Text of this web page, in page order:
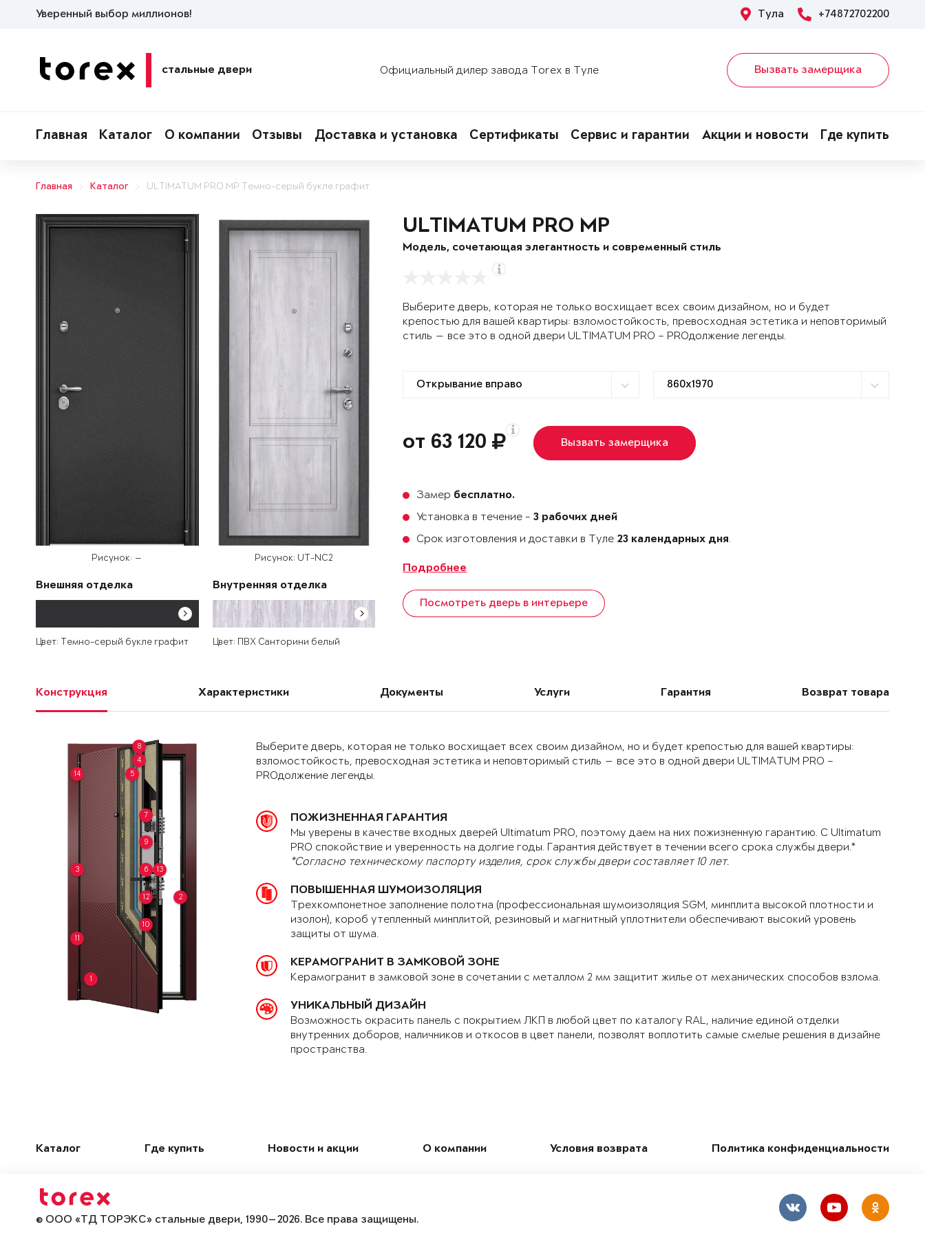
Уверенный выбор миллионов! Тула +74872702200
стальные двери Официальный дилер завода Torex в Туле Вызвать замерщика
Главная Каталог О компании Отзывы Доставка и установка Сертификаты Сервис и гарантии Акции и новости Где купить
Главная Каталог ULTIMATUM PRO MP Темно-серый букле графит
Рисунок: —
Внешняя отделка
Цвет: Темно-серый букле графит
Рисунок: UT-NC2
Внутренняя отделка
Цвет: ПВХ Санторини белый
ULTIMATUM PRO MP
Модель, сочетающая элегантность и современный стиль
Выберите дверь, которая не только восхищает всех своим дизайном, но и будет
крепостью для вашей квартиры: взломостойкость, превосходная эстетика и неповторимый
стиль — все это в одной двери ULTIMATUM PRO – PROдолжение легенды.
от 63 120 Вызвать замерщика
Замер бесплатно.
Установка в течение -3 рабочих дней
Срок изготовления и доставки в Туле 23 календарных дня.
Подробнее
Посмотреть дверь в интерьере
Конструкция Характеристики Документы Услуги Гарантия Возврат товара
1
2
3
4
5
6
7
8
9
10
11
12
13
14
Выберите дверь, которая не только восхищает всех своим дизайном, но и будет крепостью для вашей квартиры:
взломостойкость, превосходная эстетика и неповторимый стиль — все это в одной двери ULTIMATUM PRO –
PROдолжение легенды.
ПОЖИЗНЕННАЯ ГАРАНТИЯ
Мы уверены в качестве входных дверей Ultimatum PRO, поэтому даем на них пожизненную гарантию. С Ultimatum
PRO спокойствие и уверенность на долгие годы. Гарантия действует в течении всего срока службы двери.*
*Согласно техническому паспорту изделия, срок службы двери составляет 10 лет.
ПОВЫШЕННАЯ ШУМОИЗОЛЯЦИЯ
Трехкомпонетное заполнение полотна (профессиональная шумоизоляция SGM, минплита высокой плотности и
изолон), короб утепленный минплитой, резиновый и магнитный уплотнители обеспечивают высокий уровень
защиты от шума.
КЕРАМОГРАНИТ В ЗАМКОВОЙ ЗОНЕ
Керамогранит в замковой зоне в сочетании с металлом 2 мм защитит жилье от механических способов взлома.
УНИКАЛЬНЫЙ ДИЗАЙН
Возможность окрасить панель с покрытием ЛКП в любой цвет по каталогу RAL, наличие единой отделки
внутренних доборов, наличников и откосов в цвет панели, позволят воплотить самые смелые решения в дизайне
пространства.
Каталог Где купить Новости и акции О компании Условия возврата Политика конфиденциальности
© ООО «ТД ТОРЭКС» стальные двери, 1990—2026. Все права защищены.